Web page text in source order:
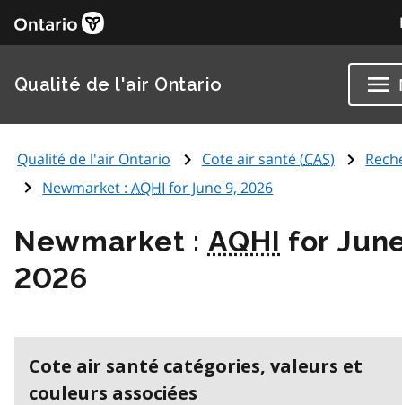
Qualité de l'air Ontario
Qualité de l'air Ontario Cote air santé (CAS)
Newmarket :AQHI for June 9, 2026
Newmarket : AQHI for
2026
Cote air santé catégories, valeurs et
couleurs associées